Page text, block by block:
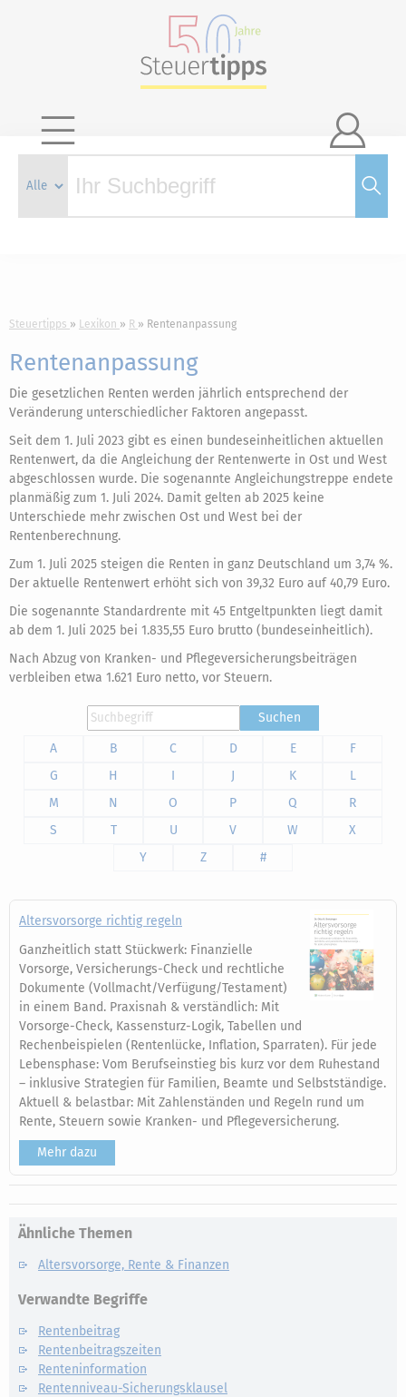

Steuertipps Lexikon R Rentenanpassung
Rentenanpassung
Die gesetzlichen Renten werden jährlich entsprechend der
Veränderung unterschiedlicher Faktoren angepasst.
Seit dem 1. Juli 2023 gibt es einen bundeseinheitlichen aktuellen
Rentenwert, da die Angleichung der Rentenwerte in Ost und West
abgeschlossen wurde. Die sogenannte Angleichungstreppe endete
planmäßig zum 1. Juli 2024. Damit gelten ab 2025 keine
Unterschiede mehr zwischen Ost und West bei der
Rentenberechnung.
Zum 1. Juli 2025 steigen die Renten in ganz Deutschland um 3,74 %.
Der aktuelle Rentenwert erhöht sich von 39,32 Euro auf 40,79 Euro.
Die sogenannte Standardrente mit 45 Entgeltpunkten liegt damit
ab dem 1. Juli 2025 bei 1.835,55 Euro brutto (bundeseinheitlich).
Nach Abzug von Kranken- und Pflegeversicherungsbeiträgen
verbleiben etwa 1.621 Euro netto, vor Steuern.
Suchen
A
B C D E
F
G
H I J K
L
M
N O P Q
R
S
T U V W
X
Y
Z #
Altersvorsorge richtig regeln
Ganzheitlich statt Stückwerk: Finanzielle
Vorsorge, Versicherungs-Check und rechtliche
Dokumente (Vollmacht/Verfügung/Testament)
in einem Band. Praxisnah & verständlich: Mit
Vorsorge-Check, Kassensturz-Logik, Tabellen und
Rechenbeispielen (Rentenlücke, Inflation, Sparraten). Für jede
Lebensphase: Vom Berufseinstieg bis kurz vor dem Ruhestand
– inklusive Strategien für Familien, Beamte und Selbstständige.
Aktuell & belastbar: Mit Zahlenständen und Regeln rund um
Rente, Steuern sowie Kranken- und Pflegeversicherung.
Mehr dazu
Ähnliche Themen
Altersvorsorge, Rente & Finanzen
Verwandte Begriffe
Rentenbeitrag
Rentenbeitragszeiten
Renteninformation
Rentenniveau-Sicherungsklausel